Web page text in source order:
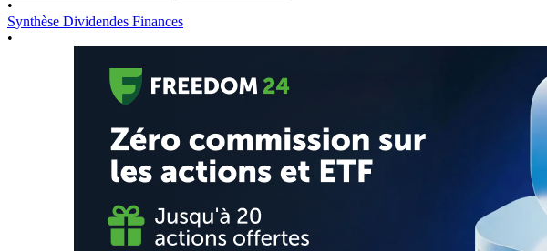
•
Synthèse Dividendes Finances
•